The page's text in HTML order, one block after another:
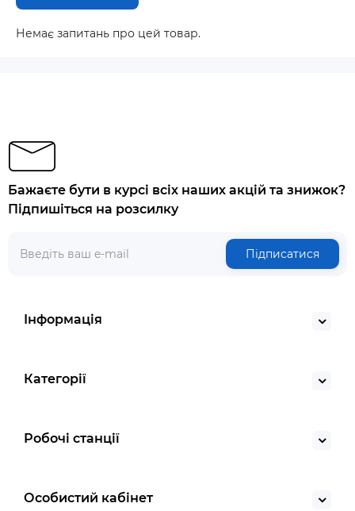
Немає запитань про цей товар.
Бажаєте бути в курсі всіх наших акцій та знижок?
Підпишіться на розсилку
Підписатися
Інформація
Категорії
Робочі станції
Особистий кабінет